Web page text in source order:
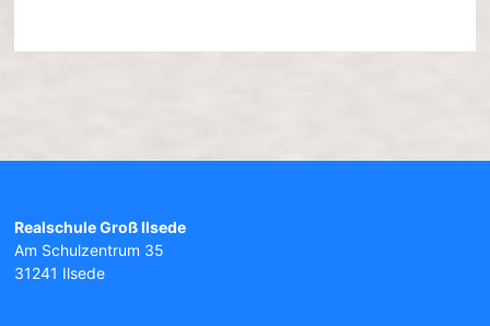
Realschule Groß Ilsede
Am Schulzentrum 35
31241 Ilsede